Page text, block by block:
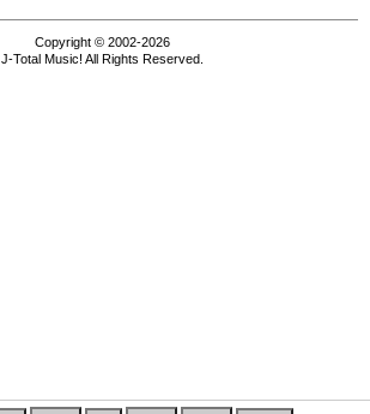
Copyright © 2002-2026
J-Total Music! All Rights Reserved.